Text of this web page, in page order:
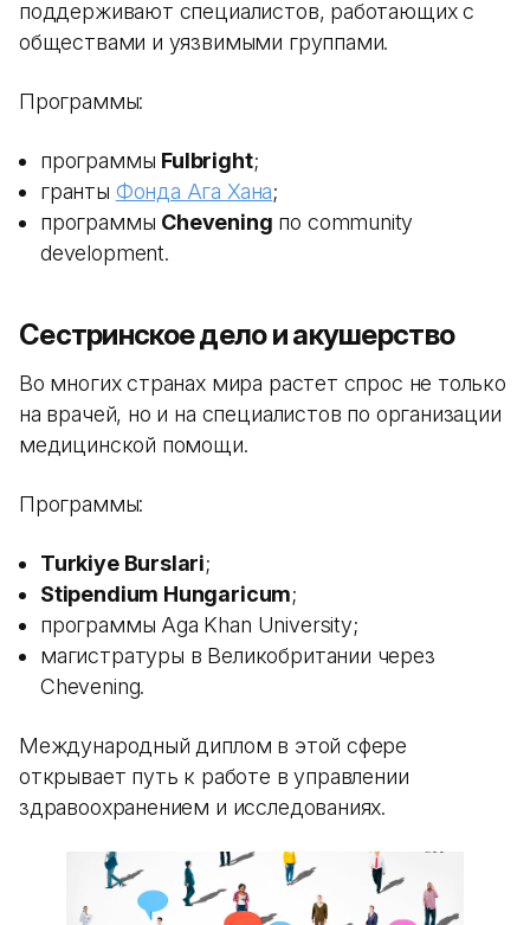
поддерживают специалистов, работающих с
обществами и уязвимыми группами.
Программы:
программы Fulbright;
гранты Фонда Ага Хана;
программы Chevening по community
development.
Сестринское дело и акушерство
Во многих странах мира растет спрос не только
на врачей, но и на специалистов по организации
медицинской помощи.
Программы:
Turkiye Burslari;
Stipendium Hungaricum;
программы Aga Khan University;
магистратуры в Великобритании через
Chevening.
Международный диплом в этой сфере
открывает путь к работе в управлении
здравоохранением и исследованиях.